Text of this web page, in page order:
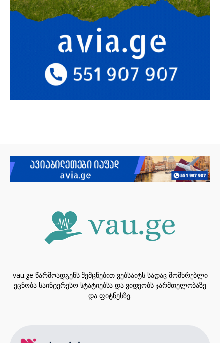
vau.ge წარმოადგენს შემცნებით ვებსაიტს სადაც მომხრებლი
ეცნობა საინტერესო სტატიებსა და ვიდეობს ჯარმთელობაზე
და ფიტნესზე.